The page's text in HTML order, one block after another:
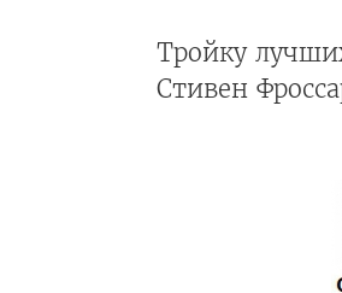
Тройку
Стивен